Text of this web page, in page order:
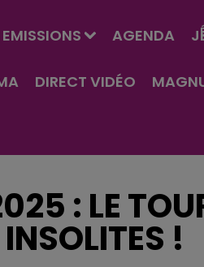
EMISSIONS AGENDA
DIRECT VIDÉO
: LE
!